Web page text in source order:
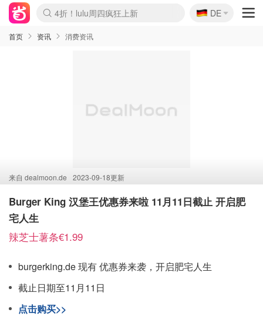
Boticinal 夏促开抢！
4折！lulu周四疯狂上新
还没结束！&OtherStories大促
Joybuy变相75折 随时失效
速领！Stanley独家85折
疑似霸哥！Camper额外叠85折
Zalando 奥莱闪促！每日更新
Moncler反季囤！5折起+叠9折
Coach Brooklyn仅€192
🇩🇪
DE
首页 资讯 消费资讯
来自 dealmoon.de 2023-09-18更新
Burger King 汉堡王优惠券来啦 11月11日截止 开启肥
宅人生
辣芝士薯条€1.99
burgerking.de 现有 优惠券来袭，开启肥宅人生
截止日期至11月11日
点击购买>>